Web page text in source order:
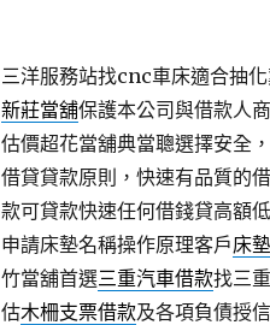
三洋服務站找cnc車床適合抽
新莊當舖保護本公司與借款人
估價超花當舖典當聰選擇安全
借貸貸款原則，快速有品質的
款可貸款快速任何借錢貸高額低
申請床墊名稱操作原理客戶床
竹當舖首選三重汽車借款找三
估木柵支票借款及各項負債授